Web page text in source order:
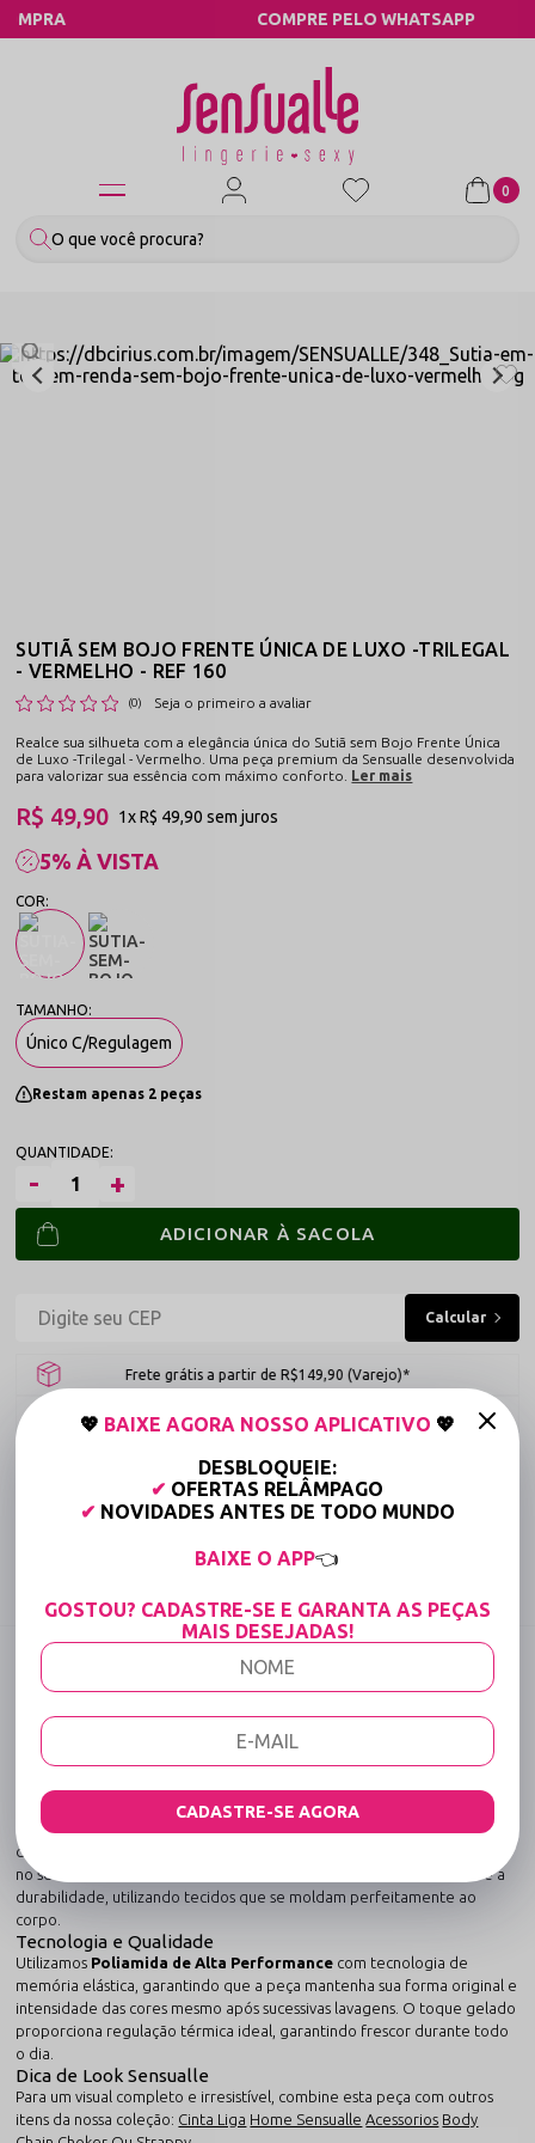
COMPRE PELO WHATSAPP
0
SUTIÃ SEM BOJO FRENTE ÚNICA DE LUXO -TRILEGAL
- VERMELHO - REF 160
(0) Seja o primeiro a avaliar
Realce sua silhueta com a elegância única do Sutiã sem Bojo Frente Única
de Luxo -Trilegal - Vermelho. Uma peça premium da Sensualle desenvolvida
para valorizar sua essência com máximo conforto.
Ler mais
5% À VISTA
R$ 49,90 1xR$ 49,90sem juros
Único C/Regulagem
ADICIONAR À SACOLA
Restam apenas 2 peças
Frete grátis a partir de R$149,90 (Varejo)*
Até 6x Sem Juros (Varejo)
15% OFF para Compras Acima de R$400,00 (Varejo)
Tabela de medidas
DESCRIÇÃO COMPLETA
Código identificador (SKU):160
Sutiã sem Bojo Frente Única de Luxo -Trilegal -
Vermelho
sensualidade.
Sutiã sem Bojo Frente Única de Luxo -Trilegal - Vermelho
foi
desenvolvido pela Sensualle Lingerie para ser uma peça indispensável
no seu closet. Cada detalhe reflete nosso compromisso com o luxo e a
durabilidade, utilizando tecidos que se moldam perfeitamente ao
corpo.
Tecnologia e Qualidade
Utilizamos Poliamida de Alta Performance com tecnologia de
memória elástica, garantindo que a peça mantenha sua forma original e
intensidade das cores mesmo após sucessivas lavagens. O toque gelado
proporciona regulação térmica ideal, garantindo frescor durante todo
o dia.
Dica de Look Sensualle
Para um visual completo e irresistível, combine esta peça com outros
itens da nossa coleção: Cinta Liga Home Sensualle Acessorios Body
💖 BAIXE AGORA NOSSO APLICATIVO 💖
DESBLOQUEIE:
✔ OFERTAS RELÂMPAGO
✔ NOVIDADES ANTES DE TODO MUNDO
BAIXE O APP👈
GOSTOU? CADASTRE-SE E GARANTA AS PEÇAS
MAIS DESEJADAS!
CADASTRE-SE AGORA